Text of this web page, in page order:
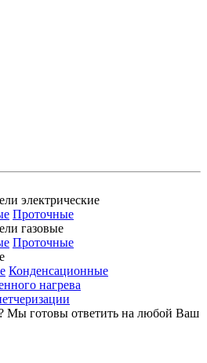
электрические
Проточные
газовые
Проточные
Конденсационные
нагрева
Мы готовы ответить на любой Ваш